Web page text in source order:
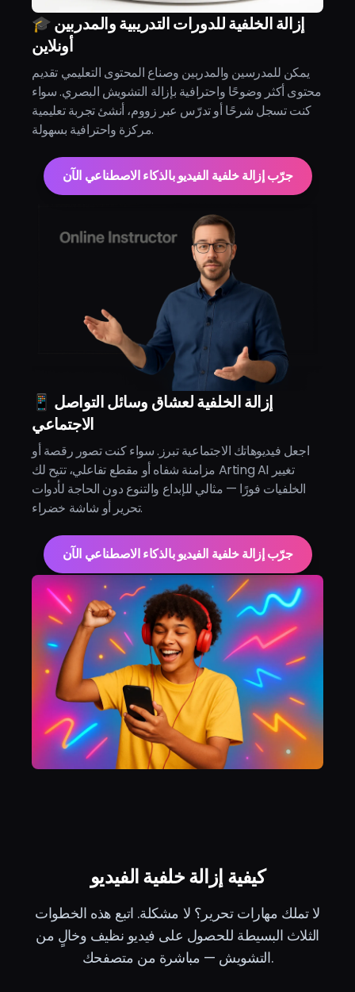
🎓 إزالة الخلفية للدورات التدريبية والمدربين
أونلاين
يمكن للمدرسين والمدربين وصناع المحتوى التعليمي تقديم
محتوى أكثر وضوحًا واحترافية بإزالة التشويش البصري. سواء
كنت تسجل شرحًا أو تدرّس عبر زووم، أنشئ تجربة تعليمية
مركزة واحترافية بسهولة.
جرّب إزالة خلفية الفيديو بالذكاء الاصطناعي الآن
📱 إزالة الخلفية لعشاق وسائل التواصل
الاجتماعي
اجعل فيديوهاتك الاجتماعية تبرز. سواء كنت تصور رقصة أو
مزامنة شفاه أو مقطع تفاعلي، تتيح لك Arting AI تغيير
الخلفيات فورًا — مثالي للإبداع والتنوع دون الحاجة لأدوات
تحرير أو شاشة خضراء.
جرّب إزالة خلفية الفيديو بالذكاء الاصطناعي الآن
كيفية إزالة خلفية الفيديو
لا تملك مهارات تحرير؟ لا مشكلة. اتبع هذه الخطوات
الثلاث البسيطة للحصول على فيديو نظيف وخالٍ من
التشويش — مباشرة من متصفحك.